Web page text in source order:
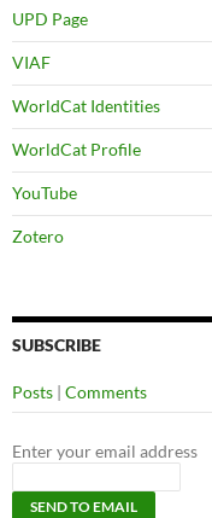
UPD Page
VIAF
WorldCat Identities
WorldCat Profile
YouTube
Zotero
SUBSCRIBE
Posts | Comments
Enter your email address